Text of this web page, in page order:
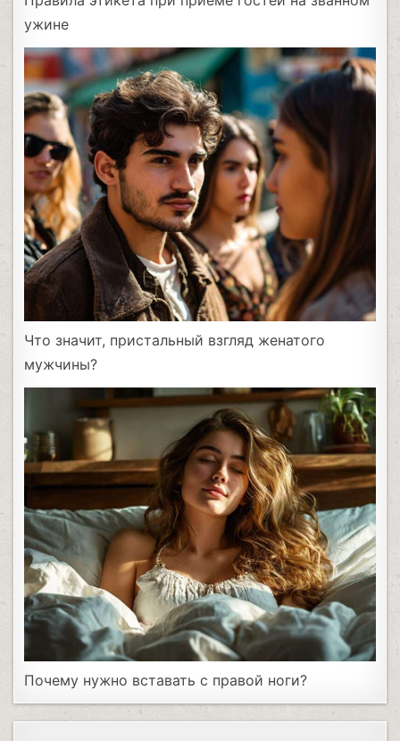
ужине
Что значит, пристальный взгляд женатого
мужчины?
Почему нужно вставать с правой ноги?